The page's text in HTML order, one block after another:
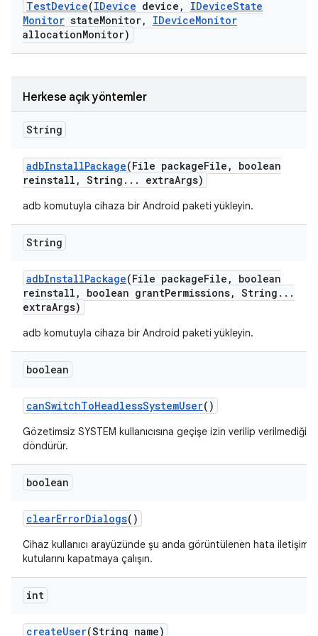
TestDevice(IDevice device , IDeviceState
Monitor stateMonitor, IDeviceMonitor
allocationMonitor)
Herkese açık yöntemler
String
adbInstallPackage(File packageFile ,
boolean
reinstall , String . . . extraArgs)
adb komutuyla cihaza bir Android paketi yükleyin.
String
adbInstallPackage(File packageFile ,
boolean
reinstall , boolean grantPermissions, String . . .
extraArgs)
adb komutuyla cihaza bir Android paketi yükleyin.
boolean
canSwitchToHeadlessSystemUser()
Gözetimsiz SYSTEM kullanıcısına geçişe izin verilip verilmediğini
döndürür.
boolean
clearErrorDialogs()
Cihaz kullanıcı arayüzünde şu anda görüntülenen hata iletişim
kutularını kapatmaya çalışın.
int
createUser(String name)